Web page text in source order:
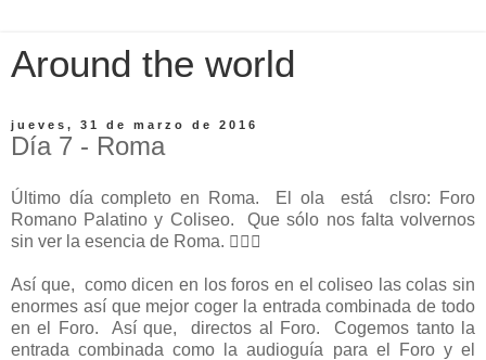
Around the world
jueves, 31 de marzo de 2016
Día 7 - Roma
Último día completo en Roma. El ola está clsro: Foro
Romano Palatino y Coliseo. Que sólo nos falta volvernos
sin ver la esencia de Roma. 
Así que, como dicen en los foros en el coliseo las colas sin
enormes así que mejor coger la entrada combinada de todo
en el Foro. Así que, directos al Foro. Cogemos tanto la
entrada combinada como la audioguía para el Foro y el